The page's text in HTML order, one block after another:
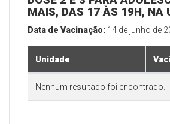
MAIS, DAS 17 ÀS 19H, NA
Data de Vacinação: 14 de junho de
Unidade
Nenhum resultado foi encontrado.